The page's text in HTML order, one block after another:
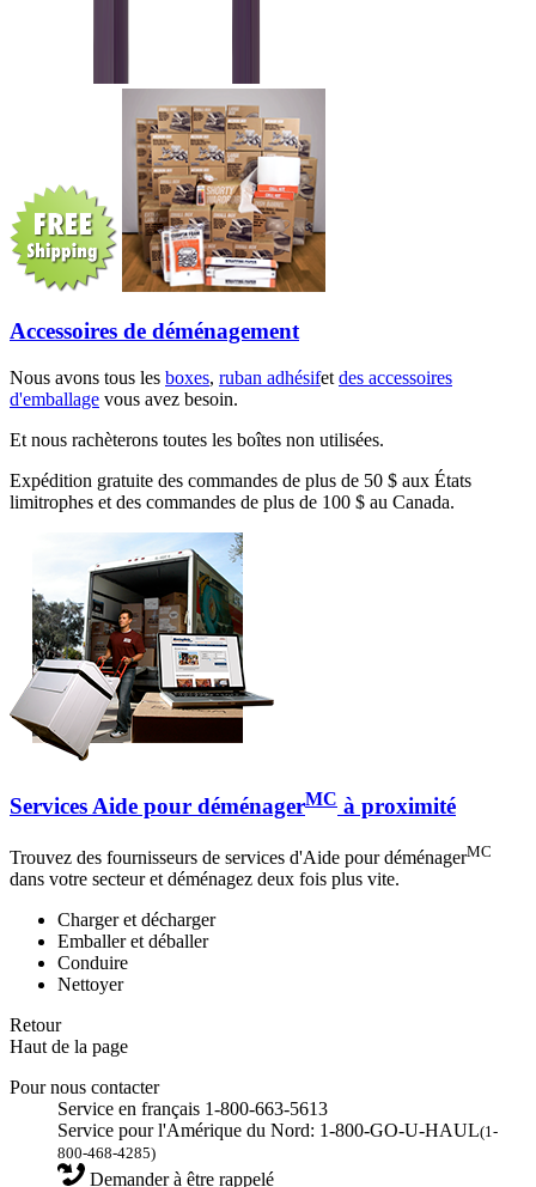
Accessoires de déménagement
Nous avons tous les boxes, ruban adhésifet des accessoires
d'emballage vous avez besoin.
Et nous rachèterons toutes les boîtes non utilisées.
Expédition gratuite des commandes de plus de 50 $ aux États
limitrophes et des commandes de plus de 100 $ au Canada.
Services Aide pour déménagerMC à proximité
Trouvez des fournisseurs de services d'Aide pour déménagerMC
dans votre secteur et déménagez deux fois plus vite.
Charger et décharger
Emballer et déballer
Conduire
Nettoyer
Retour
Haut de la page
Pour nous contacter
Service en français 1-800-663-5613
Service pour l'Amérique du Nord: 1-800-GO-U-HAUL(1-
800-468-4285)
Demander à être rappelé